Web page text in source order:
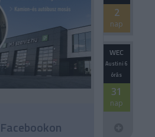
2
nap
WEC
Austini 6
órás
31
nap